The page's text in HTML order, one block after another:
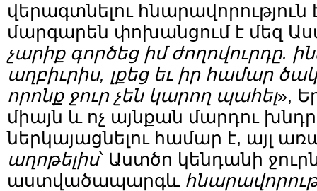
վերագտնելու հնարավորություն
մարգարեն փոխանցում է մեզ
չարիք գործեց իմ ժողովուրդը.
աղբիւրիս, լքեց եւ իր համար
որոնք ջուր չեն կարող պահել»,
միայն և ոչ այնքան մարդու
ներկայացնելու համար է, այլ
աղոթելիս՝ Աստծո կենդանի
աստվածապարգև